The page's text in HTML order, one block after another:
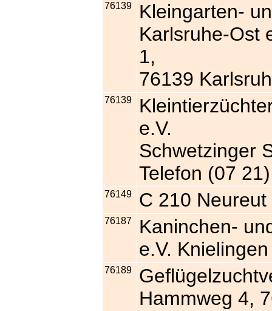
76139
Kleingarten-
Karlsruhe-Ost
1,
76139
76139
e.V.
Schwetzinger
Telefon (07
76149 C 210 Neureut
76187
Kaninchen-
e.V. Knielingen
76189
Hammweg 4,